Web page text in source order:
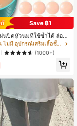
Save ฿1
นปิดหัวนมที่ใช้ซ้ำได้ ล่องห
& ไม่ลื่น เหมาะสำหรับโอก
ำเป็นสำหรับฤดูร้อน
ใน ไม่มี อุปกรณ์เสริมเสื้อชั้นในผู้หญิง
(1000+)